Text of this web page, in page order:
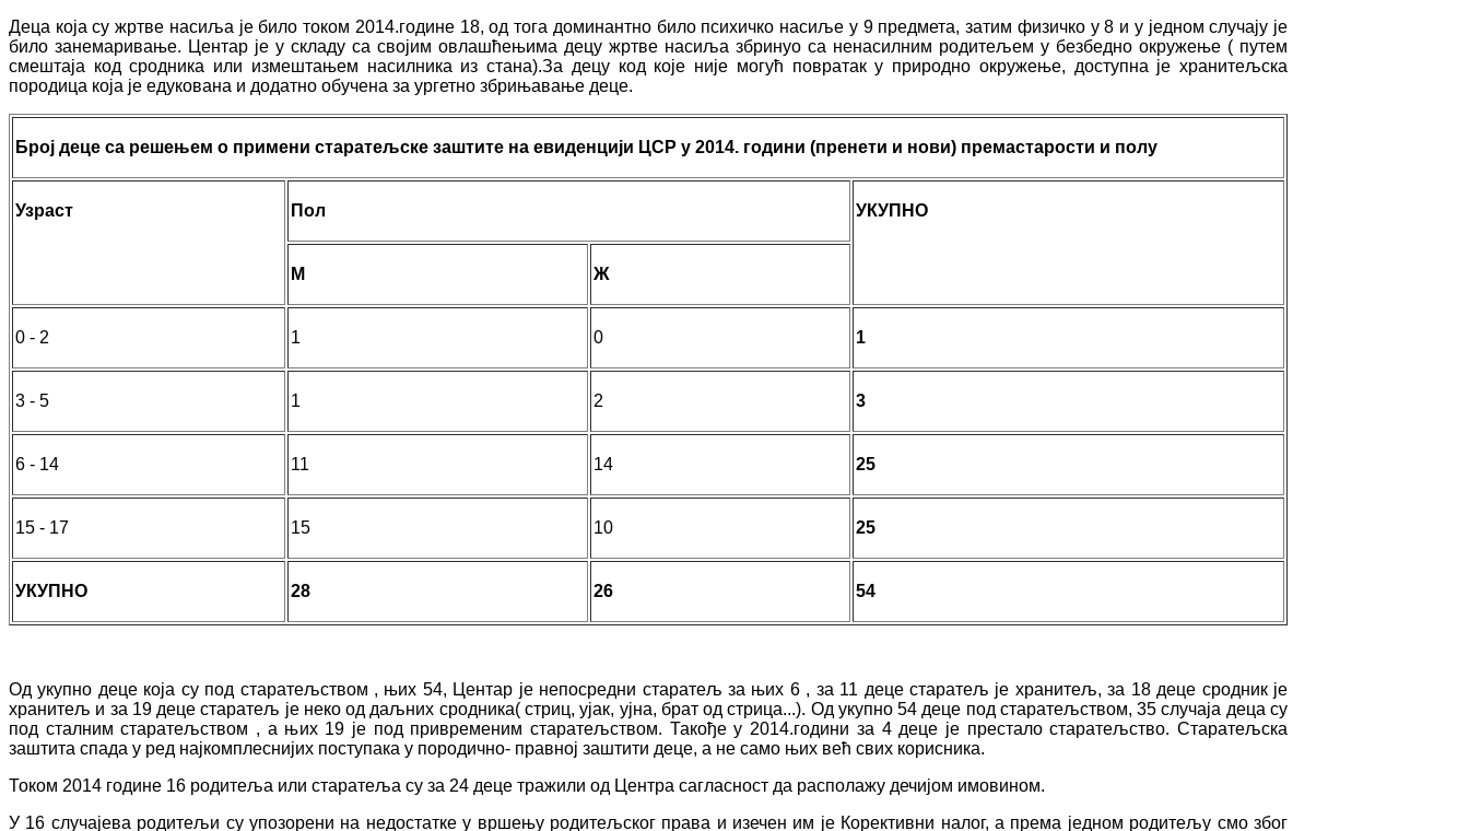
Деца која су жртве насиља је било током 2014.године 18, од тога доминантно било психичко насиље у 9 предмета, затим физичко у 8 и у једном случају је
било занемаривање. Центар је у складу са својим овлашћењима децу жртве насиља збринуо са ненасилним родитељем у безбедно окружење ( путем
смештаја код сродника или измештањем насилника из стана).За децу код које није могућ повратак у природно окружење, доступна је хранитељска
породица која је едукована и додатно обучена за ургетно збрињавање деце.
Број деце са решењем о примени старатељске заштите на евиденцији ЦСР у 2014. години (пренети и нови) премастарости и полу
Узраст Пол УКУПНО
М Ж
0 - 2 1 0 1
3 - 5 1 2 3
6 - 14 11 14 25
15 - 17 15 10 25
УКУПНО 28 26 54
Од укупно деце која су под старатељством , њих 54, Центар је непосредни старатељ за њих 6 , за 11 деце старатељ је хранитељ, за 18 деце сродник је
хранитељ и за 19 деце старатељ је неко од даљних сродника( стриц, ујак, ујна, брат од стрица...). Од укупно 54 деце под старатељством, 35 случаја деца су
под сталним старатељством , а њих 19 је под привременим старатељством. Такође у 2014.години за 4 деце је престало старатељство. Старатељска
заштита спада у ред најкомплеснијих поступака у породично- правној заштити деце, а не само њих већ свих корисника.
Током 2014 године 16 родитеља или старатеља су за 24 деце тражили од Центра сагласност да располажу дечијом имовином.
У 16 случајева родитељи су упозорени на недостатке у вршењу родитељског права и изечен им је Корективни налог, а према једном родитељу смо због